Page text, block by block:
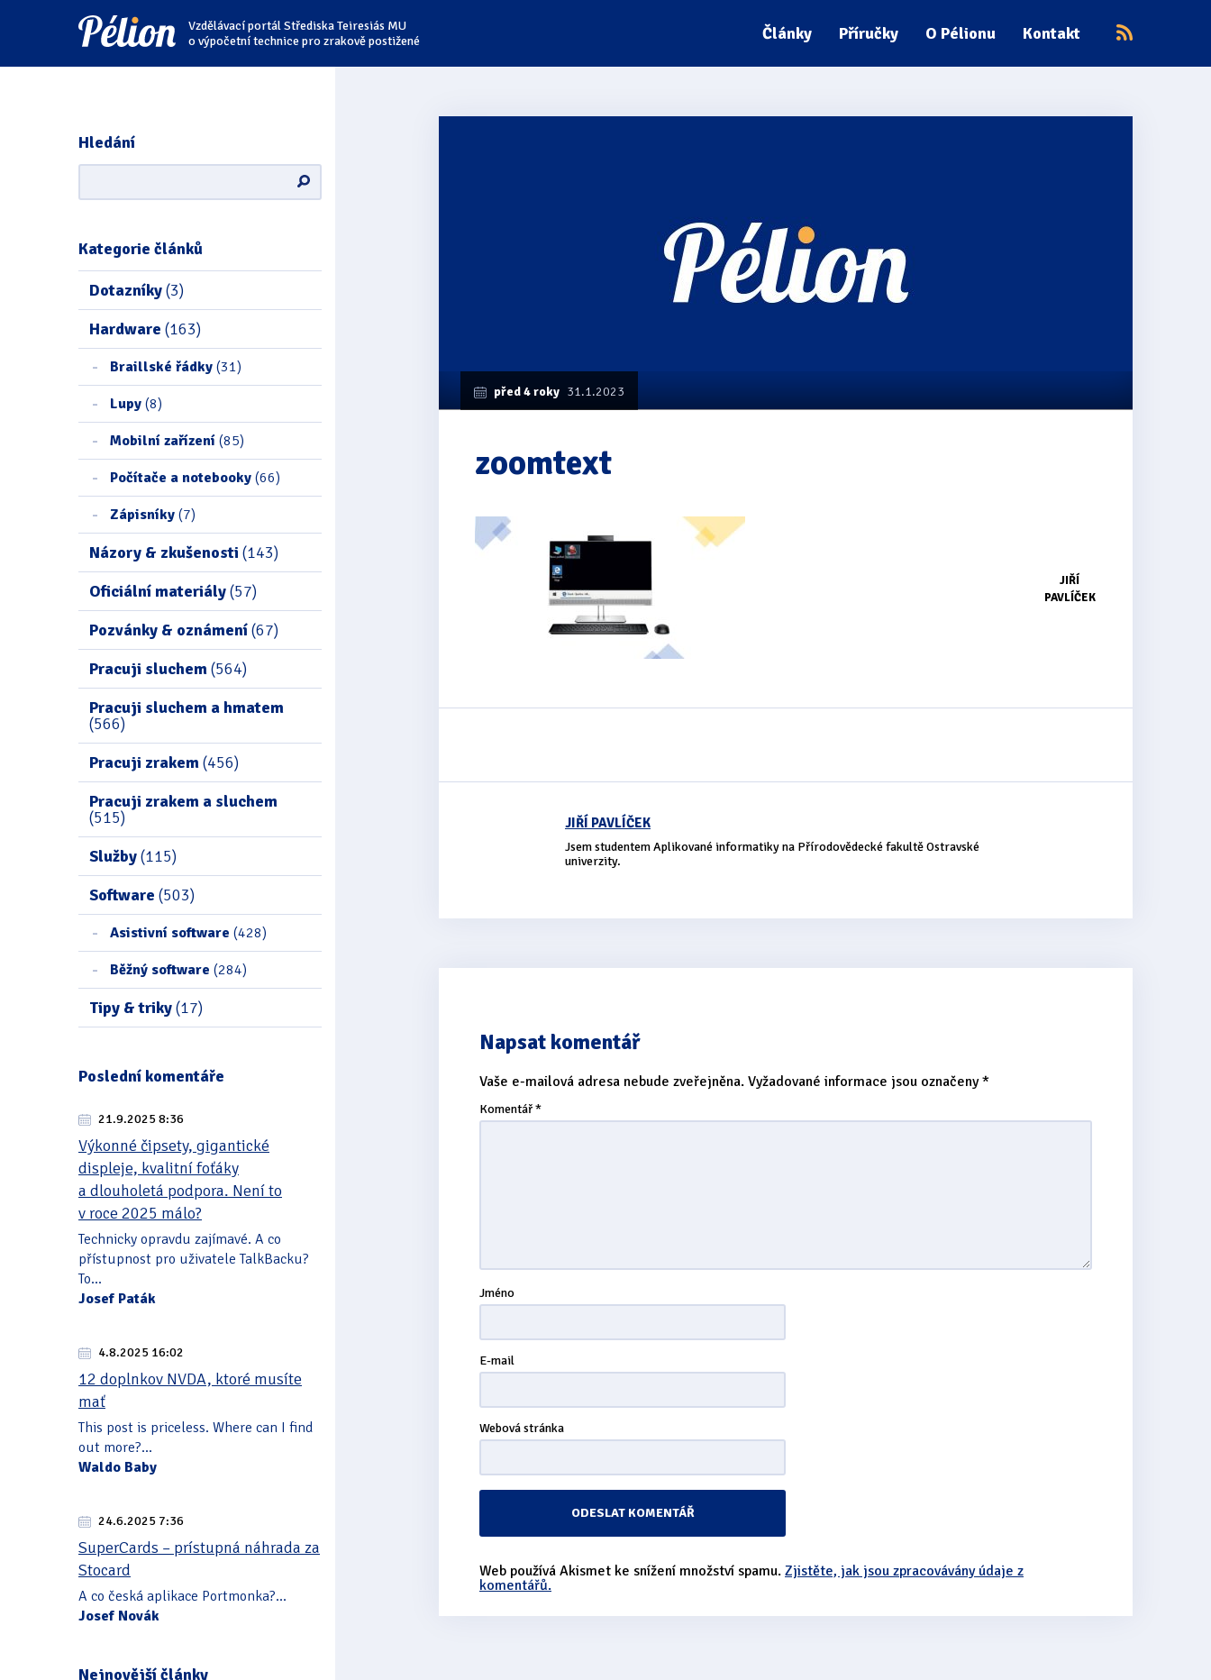
Přejít
na
štítky
Přejít
na
kategorie
Přejít
na
obsah
Vzdělávací portál Střediska Teiresiás MU
o výpočetní technice pro zrakově postižené
Články Příručky O Pélionu Kontakt
Hledání
Kategorie článků
Dotazníky(3)
Hardware (163)
Braillské řádky (31)
Lupy (8)
Mobilní zařízení (85)
Počítače a notebooky (66)
Zápisníky (7)
Názory & zkušenosti (143)
Oficiální materiály(57)
Pozvánky & oznámení(67)
Pracuji sluchem(564)
Pracuji sluchem a hmatem
(566)
Pracuji zrakem(456)
Pracuji zrakem a sluchem
(515)
Služby(115)
Software (503)
Asistivní software (428)
Běžný software (284)
Tipy & triky(17)
Poslední komentáře
21.9.2025 8:36
Výkonné čipsety, gigantické
displeje, kvalitní foťáky
a dlouholetá podpora. Není to
v roce 2025 málo?
Technicky opravdu zajímavé. A co
přístupnost pro uživatele TalkBacku?
To...
Josef Paták
4.8.2025 16:02
12 doplnkov NVDA, ktoré musíte
mať
This post is priceless. Where can I find
out more?...
Waldo Baby
24.6.2025 7:36
SuperCards – prístupná náhrada za
Stocard
A co česká aplikace Portmonka?...
Josef Novák
Nejnovější články
před 4 roky 31.1.2023
zoomtext
JIŘÍ
PAVLÍČEK
JIŘÍ PAVLÍČEK
Jsem studentem Aplikované informatiky na Přírodovědecké fakultě Ostravské
univerzity.
Napsat komentář
Vaše e-mailová adresa nebude zveřejněna. Vyžadované informace jsou označeny*
Komentář*
Jméno
E-mail
Webová stránka
Web používá Akismet ke snížení množství spamu. Zjistěte, jak jsou zpracovávány údaje z
komentářů.